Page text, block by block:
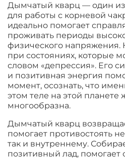
Дымчатый кварц — один
для работы с корневой
идеально помогает
проживать периоды
физического напряжения.
при состояниях, которые
словом «депрессия». Его
и позитивная энергия
момент, осознать, что
этом теле на этой планете
многообразна.
Дымчатый кварц
помогает противостоять
так и внутреннему.
позитивный лад, помогает